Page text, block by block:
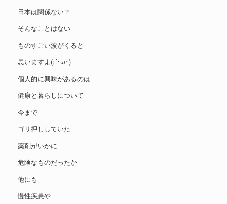
日本は関係ない？
そんなことはない
ものすごい波がくると
思いますよ(;´･ω･)
個人的に興味があるのは
健康と暮らしについて
今まで
ゴリ押ししていた
薬剤がいかに
危険なものだったか
他にも
慢性疾患や